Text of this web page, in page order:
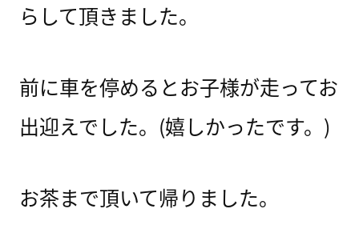
らして頂きました。
前に車を停めるとお子様が走ってお
出迎えでした。(嬉しかったです。)
お茶まで頂いて帰りました。